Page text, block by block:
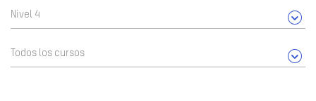
Nivel 4
Todos los cursos